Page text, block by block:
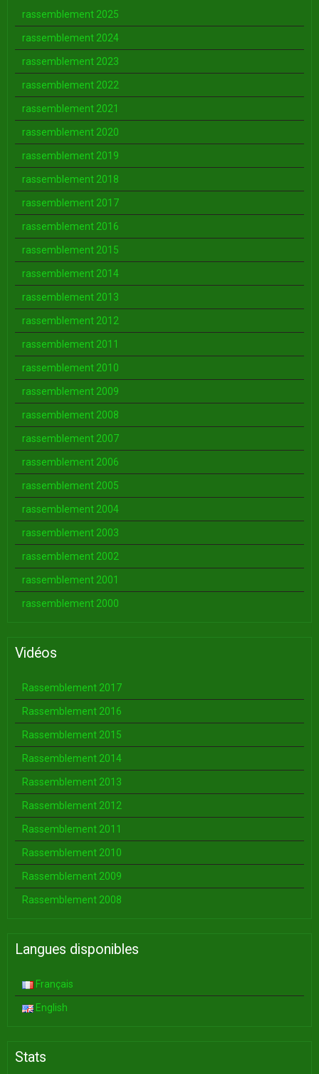
rassemblement 2025
rassemblement 2024
rassemblement 2023
rassemblement 2022
rassemblement 2021
rassemblement 2020
rassemblement 2019
rassemblement 2018
rassemblement 2017
rassemblement 2016
rassemblement 2015
rassemblement 2014
rassemblement 2013
rassemblement 2012
rassemblement 2011
rassemblement 2010
rassemblement 2009
rassemblement 2008
rassemblement 2007
rassemblement 2006
rassemblement 2005
rassemblement 2004
rassemblement 2003
rassemblement 2002
rassemblement 2001
rassemblement 2000
Vidéos
Rassemblement 2017
Rassemblement 2016
Rassemblement 2015
Rassemblement 2014
Rassemblement 2013
Rassemblement 2012
Rassemblement 2011
Rassemblement 2010
Rassemblement 2009
Rassemblement 2008
Langues disponibles
Français
English
Stats